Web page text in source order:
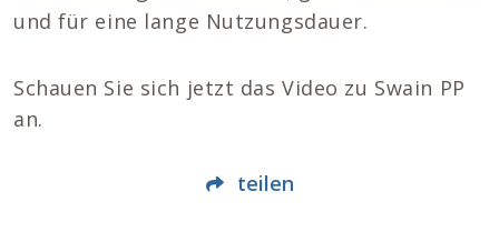
und für eine lange Nutzungsdauer.
Schauen Sie sich jetzt das Video zu Swain PP
an.
teilen